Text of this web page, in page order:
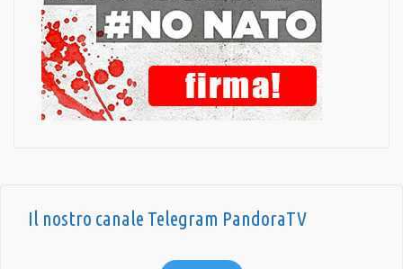
Il nostro canale Telegram PandoraTV